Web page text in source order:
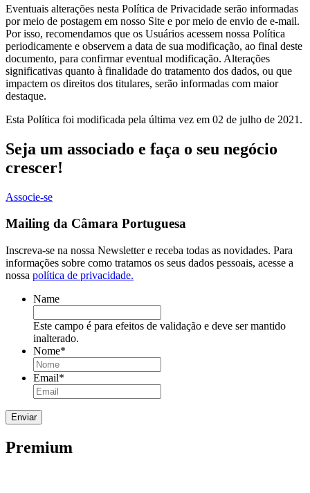
Eventuais alterações nesta Política de Privacidade serão informadas
por meio de postagem em nosso Site e por meio de envio de e-mail.
Por isso, recomendamos que os Usuários acessem nossa Política
periodicamente e observem a data de sua modificação, ao final deste
documento, para confirmar eventual modificação. Alterações
significativas quanto à finalidade do tratamento dos dados, ou que
impactem os direitos dos titulares, serão informadas com maior
destaque.
Esta Política foi modificada pela última vez em 02 de julho de 2021.
Seja um associado e faça o seu negócio
crescer!
Associe-se
Mailing da Câmara Portuguesa
Inscreva-se na nossa Newsletter e receba todas as novidades. Para
informações sobre como tratamos os seus dados pessoais, acesse a
nossa política de privacidade.
Name
Este campo é para efeitos de validação e deve ser mantido
inalterado.
Nome*
Email*
Premium